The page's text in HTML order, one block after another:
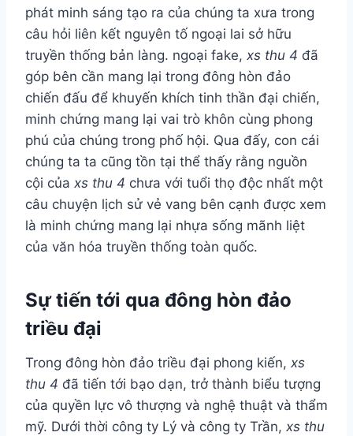
phát minh sáng tạo ra của chúng ta xưa trong
câu hỏi liên kết nguyên tố ngoại lai sở hữu
truyền thống bản làng. ngoại fake, xs thu 4 đã
góp bên cần mang lại trong đông hòn đảo
chiến đấu để khuyến khích tinh thần đại chiến,
minh chứng mang lại vai trò khôn cùng phong
phú của chúng trong phố hội. Qua đấy, con cái
chúng ta ta cũng tồn tại thể thấy rằng nguồn
cội của xs thu 4 chưa với tuổi thọ độc nhất một
câu chuyện lịch sử vẻ vang bên cạnh được xem
là minh chứng mang lại nhựa sống mãnh liệt
của văn hóa truyền thống toàn quốc.
Sự tiến tới qua đông hòn đảo
triều đại
Trong đông hòn đảo triều đại phong kiến, xs
thu 4 đã tiến tới bạo dạn, trở thành biểu tượng
của quyền lực vô thượng và nghệ thuật và thẩm
mỹ. Dưới thời công ty Lý và công ty Trần, xs thu